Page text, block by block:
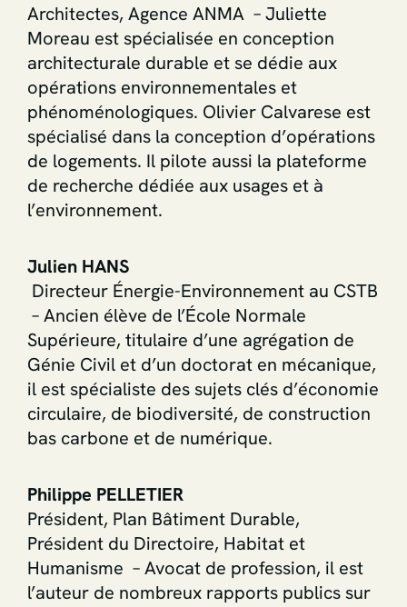
Architectes, Agence ANMA – Juliette
Moreau est spécialisée en conception
architecturale durable et se dédie aux
opérations environnementales et
phénoménologiques. Olivier Calvarese est
spécialisé dans la conception d’opérations
de logements. Il pilote aussi la plateforme
de recherche dédiée aux usages et à
l’environnement.
Julien HANS
Directeur Énergie-Environnement au CSTB
– Ancien élève de l’École Normale
Supérieure, titulaire d’une agrégation de
Génie Civil et d’un doctorat en mécanique,
il est spécialiste des sujets clés d’économie
circulaire, de biodiversité, de construction
bas carbone et de numérique.
Philippe PELLETIER
Président, Plan Bâtiment Durable,
Président du Directoire, Habitat et
Humanisme – Avocat de profession, il est
l’auteur de nombreux rapports publics sur